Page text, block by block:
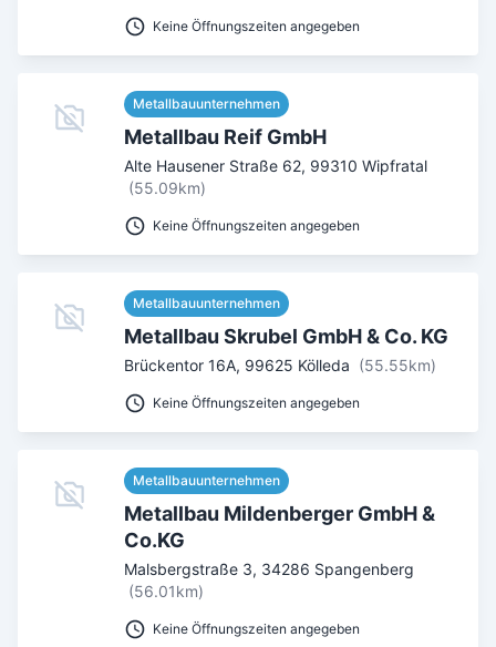
Keine Öffnungszeiten angegeben
Metallbauunternehmen
Metallbau Reif GmbH
Alte Hausener Straße 62, 99310 Wipfratal
(55.09km)
Keine Öffnungszeiten angegeben
Metallbauunternehmen
Metallbau Skrubel GmbH & Co. KG
Brückentor 16A, 99625 Kölleda (55.55km)
Keine Öffnungszeiten angegeben
Metallbauunternehmen
Metallbau Mildenberger GmbH &
Co.KG
Malsbergstraße 3, 34286 Spangenberg
(56.01km)
Keine Öffnungszeiten angegeben